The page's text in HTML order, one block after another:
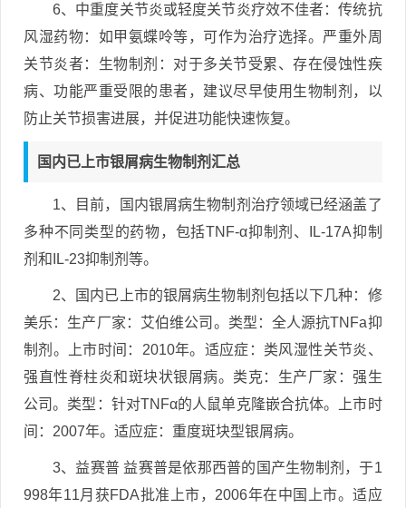
6、中重度关节炎或轻度关节炎疗效不佳者：传统抗
风湿药物：如甲氨蝶呤等，可作为治疗选择。严重外周
关节炎者：生物制剂：对于多关节受累、存在侵蚀性疾
病、功能严重受限的患者，建议尽早使用生物制剂，以
防止关节损害进展，并促进功能快速恢复。
国内已上市银屑病生物制剂汇总
1、目前，国内银屑病生物制剂治疗领域已经涵盖了
多种不同类型的药物，包括TNF-α抑制剂、IL-17A抑制
剂和IL-23抑制剂等。
2、国内已上市的银屑病生物制剂包括以下几种：修
美乐：生产厂家：艾伯维公司。类型：全人源抗TNFa抑
制剂。上市时间：2010年。适应症：类风湿性关节炎、
强直性脊柱炎和斑块状银屑病。类克：生产厂家：强生
公司。类型：针对TNFα的人鼠单克隆嵌合抗体。上市时
间：2007年。适应症：重度斑块型银屑病。
3、益赛普 益赛普是依那西普的国产生物制剂，于1
998年11月获FDA批准上市，2006年在中国上市。适应